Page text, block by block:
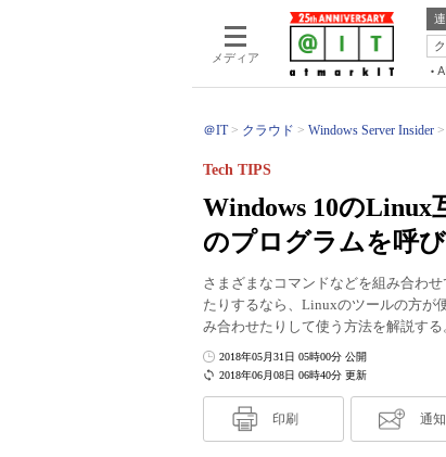
メディア
＠IT クラウド Windows Server Insider
Windows 10のLinux
のプログラムを呼
Tech TIPS
さまざまなコマンドなどを組み合わ
たりするなら、Linuxのツールの方が
み合わせたりして使う方法を解説する
2018年06月08日 06時40分 更新
2018年05月31日 05時00分 公開
印刷 通知